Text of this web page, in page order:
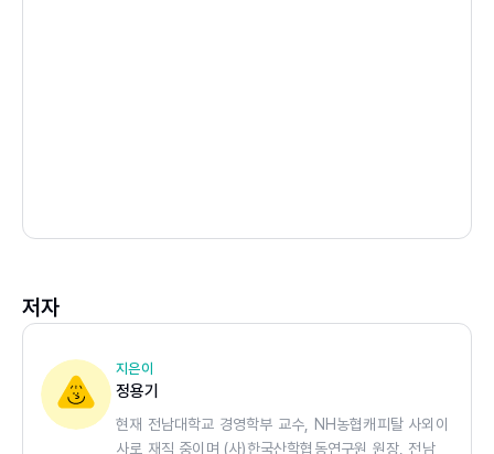
저자
지은이
정용기
현재 전남대학교 경영학부 교수, NH농협캐피탈 사외이
사로 재직 중이며 (사)한국산학협동연구원 원장, 전남